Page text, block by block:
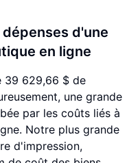
d'une
en ligne
39 629,66 $ de
une grande
par les coûts liés à
Notre plus grande
d'impression,